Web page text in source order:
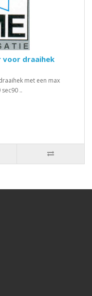
voor draaihek
met een max
..